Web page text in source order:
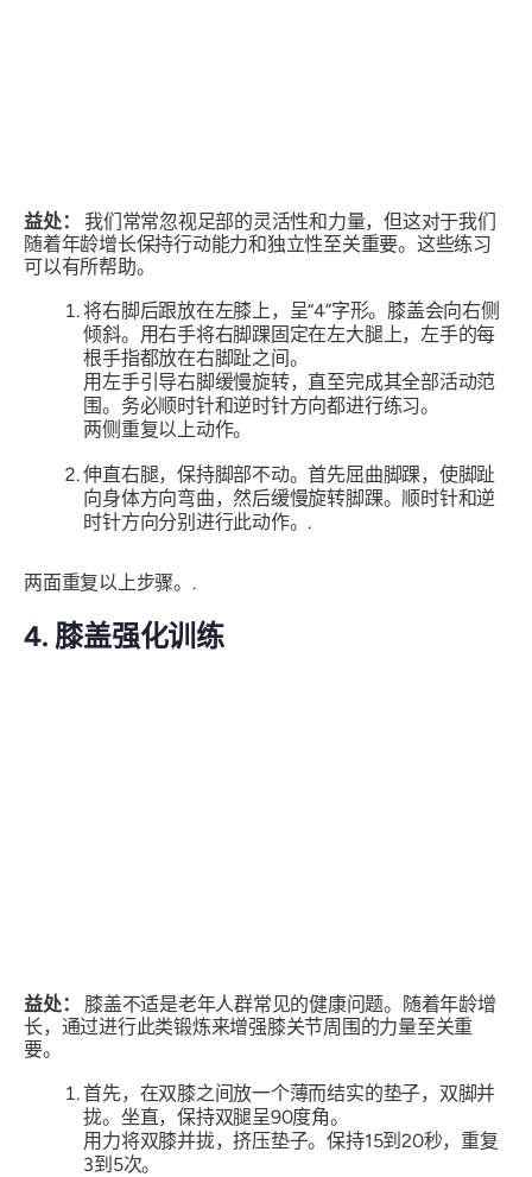
益处：
我们常常忽视足部的灵活性和力量，但这对于我们
随着年龄增长保持行动能力和独立性至关重要。这些练习
可以有所帮助。
将右脚后跟放在左膝上，呈“4”字形。膝盖会向右侧
倾斜。用右手将右脚踝固定在左大腿上，左手的每
根手指都放在右脚趾之间。
用左手引导右脚缓慢旋转，直至完成其全部活动范
围。务必顺时针和逆时针方向都进行练习。
两侧重复以上动作。
伸直右腿，保持脚部不动。首先屈曲脚踝，使脚趾
向身体方向弯曲，然后缓慢旋转脚踝。顺时针和逆
时针方向分别进行此动作。.
两面重复以上步骤。.
4. 膝盖强化训练
益处：
膝盖不适是老年人群常见的健康问题。随着年龄增
长，通过进行此类锻炼来增强膝关节周围的力量至关重
要。
首先，在双膝之间放一个薄而结实的垫子，双脚并
拢。坐直，保持双腿呈90度角。
用力将双膝并拢，挤压垫子。保持15到20秒，重复
3到5次。